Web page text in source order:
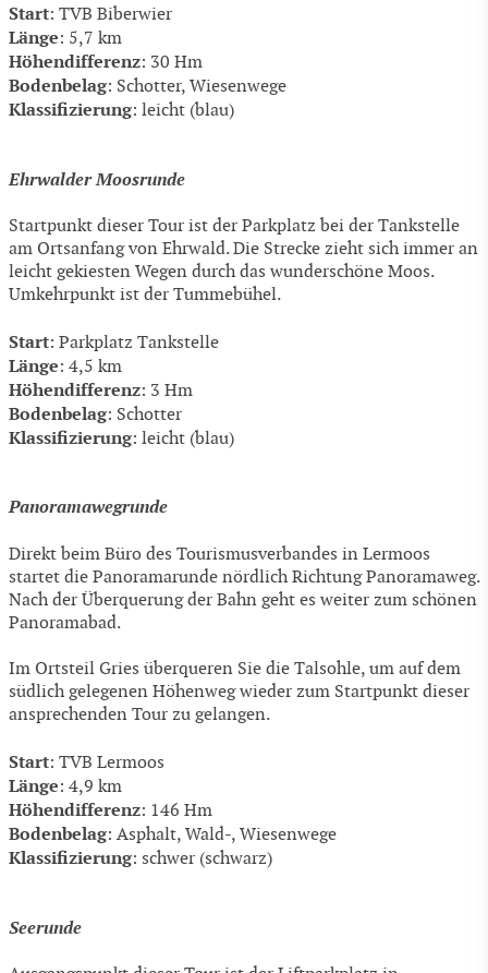
Start: TVB Biberwier
Länge: 5,7 km
Höhendifferenz: 30 Hm
Bodenbelag: Schotter, Wiesenwege
Klassifizierung: leicht (blau)
Ehrwalder Moosrunde
Startpunkt dieser Tour ist der Parkplatz bei der Tankstelle
am Ortsanfang von Ehrwald. Die Strecke zieht sich immer an
leicht gekiesten Wegen durch das wunderschöne Moos.
Umkehrpunkt ist der Tummebühel.
Start: Parkplatz Tankstelle
Länge: 4,5 km
Höhendifferenz: 3 Hm
Bodenbelag: Schotter
Klassifizierung: leicht (blau)
Panoramawegrunde
Direkt beim Büro des Tourismusverbandes in Lermoos
startet die Panoramarunde nördlich Richtung Panoramaweg.
Nach der Überquerung der Bahn geht es weiter zum schönen
Panoramabad.
Im Ortsteil Gries überqueren Sie die Talsohle, um auf dem
südlich gelegenen Höhenweg wieder zum Startpunkt dieser
ansprechenden Tour zu gelangen.
Start: TVB Lermoos
Länge: 4,9 km
Höhendifferenz: 146 Hm
Bodenbelag: Asphalt, Wald-, Wiesenwege
Klassifizierung: schwer (schwarz)
Seerunde